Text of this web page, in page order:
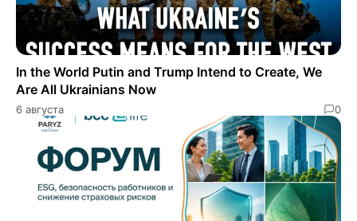
In the World Putin and Trump Intend to Create, We
Are All Ukrainians Now
6 августа 0